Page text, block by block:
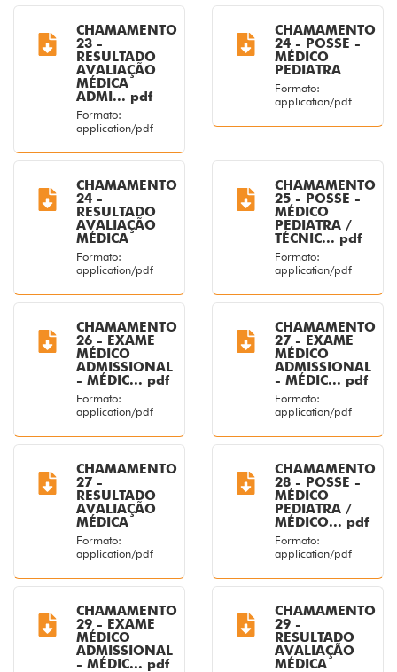
CHAMAMENTO
23 -
RESULTADO
AVALIAÇÃO
MÉDICA
ADMI... pdf
Formato:
application/pdf
CHAMAMENTO
24 - POSSE -
MÉDICO
PEDIATRA
Formato:
application/pdf
CHAMAMENTO
24 -
RESULTADO
AVALIAÇÃO
MÉDICA
Formato:
application/pdf
CHAMAMENTO
25 - POSSE -
MÉDICO
PEDIATRA /
TÉCNIC... pdf
Formato:
application/pdf
CHAMAMENTO
26 - EXAME
MÉDICO
ADMISSIONAL
- MÉDIC... pdf
Formato:
application/pdf
CHAMAMENTO
27 - EXAME
MÉDICO
ADMISSIONAL
- MÉDIC... pdf
Formato:
application/pdf
CHAMAMENTO
27 -
RESULTADO
AVALIAÇÃO
MÉDICA
Formato:
application/pdf
CHAMAMENTO
28 - POSSE -
MÉDICO
PEDIATRA /
MÉDICO... pdf
Formato:
application/pdf
CHAMAMENTO
29 - EXAME
MÉDICO
ADMISSIONAL
- MÉDIC... pdf
CHAMAMENTO
29 -
RESULTADO
AVALIAÇÃO
MÉDICA